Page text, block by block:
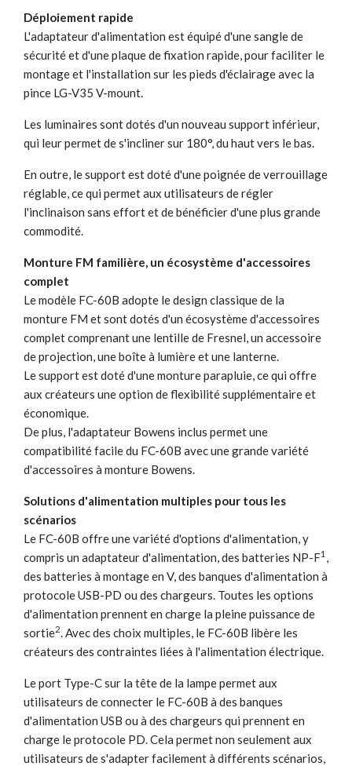
Déploiement rapide
L'adaptateur d'alimentation est équipé d'une sangle de
sécurité et d'une plaque de fixation rapide, pour faciliter le
montage et l'installation sur les pieds d'éclairage avec la
pince LG-V35 V-mount.
Les luminaires sont dotés d'un nouveau support inférieur,
qui leur permet de s'incliner sur 180°, du haut vers le bas.
En outre, le support est doté d'une poignée de verrouillage
réglable, ce qui permet aux utilisateurs de régler
l'inclinaison sans effort et de bénéficier d'une plus grande
commodité.
Monture FM familière, un écosystème d'accessoires
complet
Le modèle FC-60B adopte le design classique de la
monture FM et sont dotés d'un écosystème d'accessoires
complet comprenant une lentille de Fresnel, un accessoire
de projection, une boîte à lumière et une lanterne.
Le support est doté d'une monture parapluie, ce qui offre
aux créateurs une option de flexibilité supplémentaire et
économique.
De plus, l'adaptateur Bowens inclus permet une
compatibilité facile du FC-60B avec une grande variété
d'accessoires à monture Bowens.
Solutions d'alimentation multiples pour tous les
scénarios
Le FC-60B offre une variété d'options d'alimentation, y
compris un adaptateur d'alimentation, des batteries NP-F1
des batteries à montage en V, des banques d'alimentation à
protocole USB-PD ou des chargeurs. Toutes les options
d'alimentation prennent en charge la pleine puissance de
sortie2
. Avec des choix multiples, le FC-60B libère les
créateurs des contraintes liées à l'alimentation électrique.
Le port Type-C sur la tête de la lampe permet aux
utilisateurs de connecter le FC-60B à des banques
d'alimentation USB ou à des chargeurs qui prennent en
charge le protocole PD. Cela permet non seulement aux
utilisateurs de s'adapter facilement à différents scénarios,